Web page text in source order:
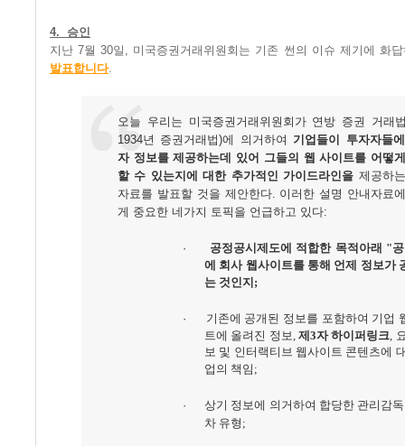
4. 승인
지난 7월 30일, 미국증권거래위원회는 기존 썬의 이슈 제기에 화
발표합니다.
오늘 우리는 미국증권거래위원회가 연방 증권 거래
1934년 증권거래법)에 의거하여 기업들이 투자자들
자 정보를 제공하는데 있어 그들의 웹 사이트를 어떻
할 수 있는지에 대한 추가적인 가이드라인을 제공하
자료를 발표할 것을 제안한다. 이러한 설명 안내자료
게 중요한 네가지 토픽을 언급하고 있다:
·
공정공시제도에 적합한 목적아래 "
에 회사 웹사이트를 통해 언제 정보가
는 것인지;
· 기존에 공개된 정보를 포함하여 기업
트에 올려진 정보, 제3자 하이퍼링크,
보 및 인터랙티브 웹사이트 콘텐츠에
업의 책임;
· 상기 정보에 의거하여 합당한 관리감
차 유형;